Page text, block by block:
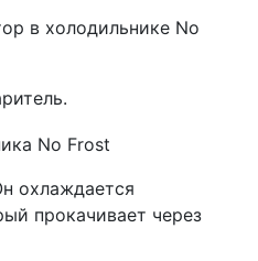
охлаждается
прокачивает через